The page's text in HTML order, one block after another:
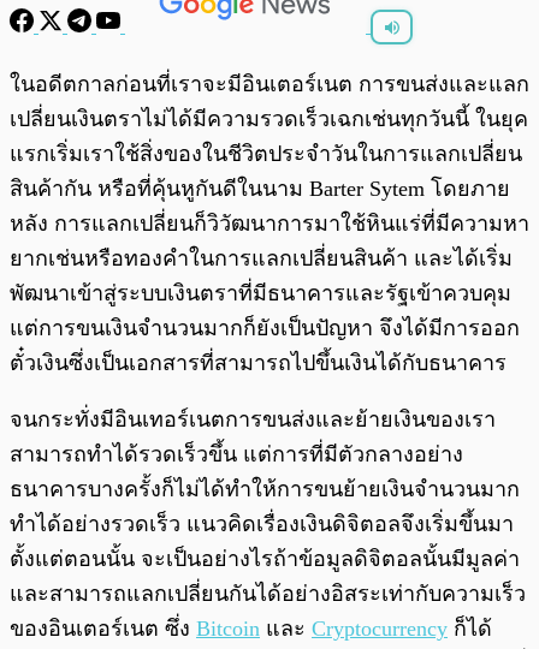
/
ในอดีตกาลก่อนที่เราจะมีอินเตอร์เนต การขนส่งและแลก
เปลี่ยนเงินตราไม่ได้มีความรวดเร็วเฉกเช่นทุกวันนี้ ในยุค
แรกเริ่มเราใช้สิ่งของในชีวิตประจำวันในการแลกเปลี่ยน
สินค้ากัน หรือที่คุ้นหูกันดีในนาม Barter Sytem โดยภาย
หลัง การแลกเปลี่ยนก็วิวัฒนาการมาใช้หินแร่ที่มีความหา
ยากเช่นหรือทองคำในการแลกเปลี่ยนสินค้า และได้เริ่ม
พัฒนาเข้าสู่ระบบเงินตราที่มีธนาคารและรัฐเข้าควบคุม
แต่การขนเงินจำนวนมากก็ยังเป็นปัญหา จึงได้มีการออก
ตั๋วเงินซึ่งเป็นเอกสารที่สามารถไปขึ้นเงินได้กับธนาคาร
จนกระทั่งมีอินเทอร์เนตการขนส่งและย้ายเงินของเรา
สามารถทำได้รวดเร็วขึ้น แต่การที่มีตัวกลางอย่าง
ธนาคารบางครั้งก็ไม่ได้ทำให้การขนย้ายเงินจำนวนมาก
ทำได้อย่างรวดเร็ว แนวคิดเรื่องเงินดิจิตอลจึงเริ่มขึ้นมา
ตั้งแต่ตอนนั้น จะเป็นอย่างไรถ้าข้อมูลดิจิตอลนั้นมีมูลค่า
และสามารถแลกเปลี่ยนกันได้อย่างอิสระเท่ากับความเร็ว
ของอินเตอร์เนต ซึ่ง Bitcoin และ Cryptocurrency ก็ได้